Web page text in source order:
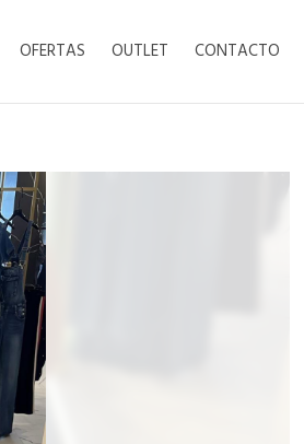
OFERTAS OUTLET CONTACTO